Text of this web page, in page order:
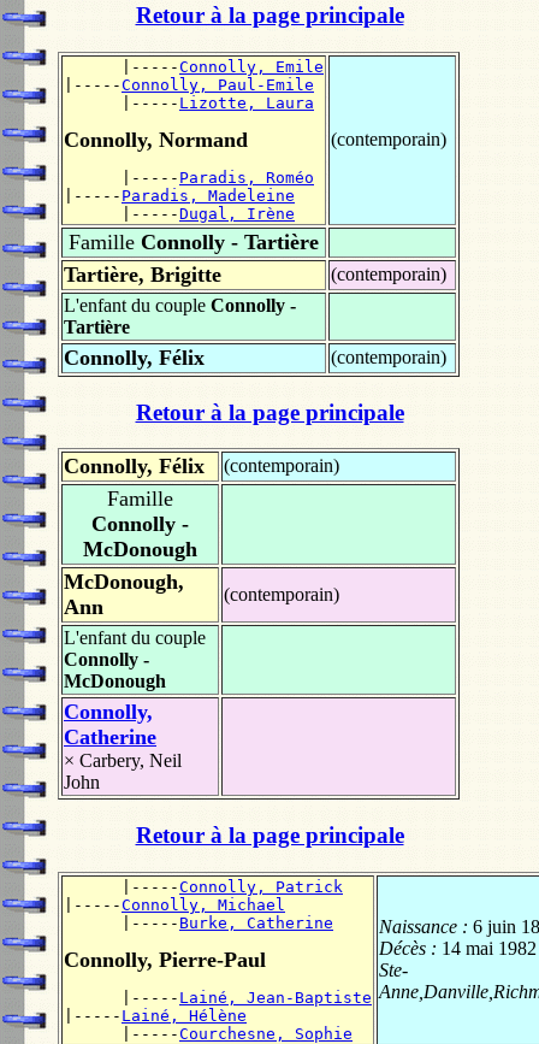
Retour à la page principale
      |-----
Connolly, Emile
|-----Connolly, Paul-Emile
      |-----
Lizotte, Laura
Connolly, Normand
      |-----
Paradis, Roméo
|----- Paradis, Madeleine
      |-----
Dugal, Irène
(contemporain)
Famille Connolly - Tartière
Tartière, Brigitte
(contemporain)
L'enfant du couple Connolly -
Tartière
Connolly, Félix (contemporain)
Retour à la page principale
Connolly, Félix (contemporain)
Famille
Connolly -
McDonough
McDonough,
Ann
(contemporain)
L'enfant du couple
Connolly -
McDonough
Connolly,
Catherine
× Carbery, Neil
John
Retour à la page principale
      |-----
Connolly, Patrick
|-----Connolly, Michael
      |-----
Burke, Catherine
Connolly, Pierre-Paul
      |-----
Lainé, Jean-Baptiste
|----- Lainé, Hélène
      |-----
Courchesne, Sophie
Naissance : 6 juin
Décès : 14 mai 1982
Ste-